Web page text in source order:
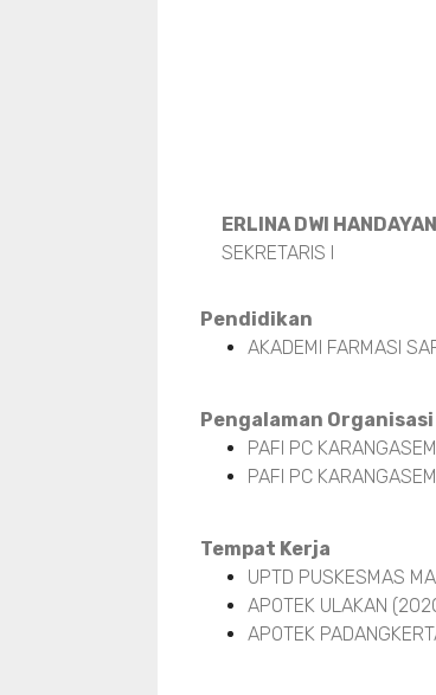
ERLINA DWI
SEKRETARIS I
Pendidikan
AKADEMI FARMASI
Pengalaman Organisasi
PAFI PC
PAFI PC
Tempat Kerja
UPTD PUSKESMAS
APOTEK ULAKAN
APOTEK